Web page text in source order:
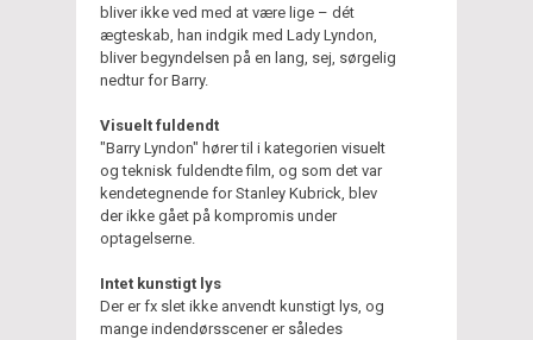
bliver ikke ved med at være lige – dét
ægteskab, han indgik med Lady Lyndon,
bliver begyndelsen på en lang, sej, sørgelig
nedtur for Barry.
Visuelt fuldendt
"Barry Lyndon" hører til i kategorien visuelt
og teknisk fuldendte film, og som det var
kendetegnende for Stanley Kubrick, blev
der ikke gået på kompromis under
optagelserne.
Intet kunstigt lys
Der er fx slet ikke anvendt kunstigt lys, og
mange indendørsscener er således